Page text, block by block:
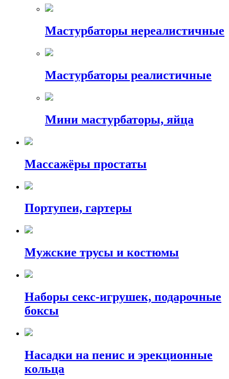
Мастурбаторы нереалистичные
Мастурбаторы реалистичные
Мини мастурбаторы, яйца
Массажёры простаты
Портупеи, гартеры
Мужские трусы и костюмы
Наборы секс-игрушек, подарочные
боксы
Насадки на пенис и эрекционные
кольца